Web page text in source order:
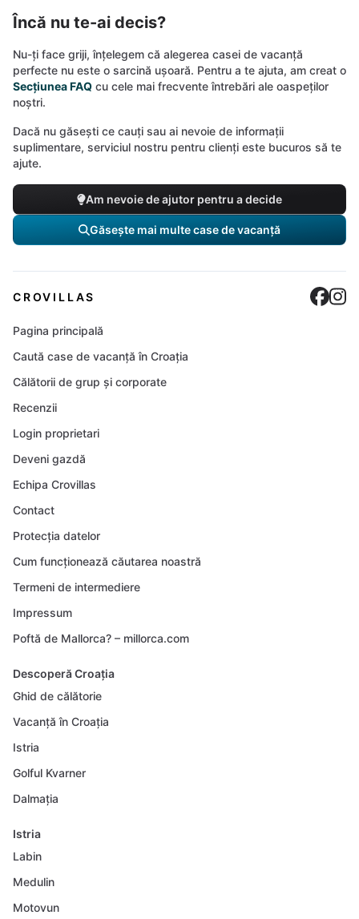
Încă nu te-ai decis?
Nu-ți face griji, înțelegem că alegerea casei de vacanță
perfecte nu este o sarcină ușoară. Pentru a te ajuta, am creat o
Secțiunea FAQ cu cele mai frecvente întrebări ale oaspeților
noștri.
Dacă nu găsești ce cauți sau ai nevoie de informații
suplimentare, serviciul nostru pentru clienți este bucuros să te
ajute.
Am nevoie de ajutor pentru a decide
Găsește mai multe case de vacanță
CROVILLAS
Pagina principală
Caută case de vacanță în Croația
Călătorii de grup și corporate
Recenzii
Login proprietari
Deveni gazdă
Echipa Crovillas
Contact
Protecția datelor
Cum funcționează căutarea noastră
Termeni de intermediere
Impressum
Poftă de Mallorca? – millorca.com
Descoperă Croația
Ghid de călătorie
Vacanță în Croația
Istria
Golful Kvarner
Dalmația
Istria
Labin
Medulin
Motovun